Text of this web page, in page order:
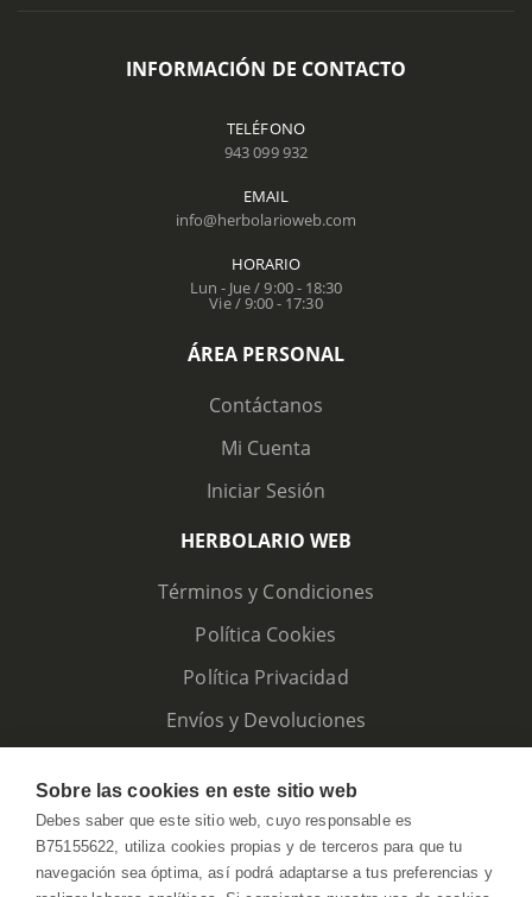
INFORMACIÓN DE CONTACTO
TELÉFONO
943 099 932
EMAIL
info@herbolarioweb.com
HORARIO
Lun - Jue / 9:00 - 18:30
Vie / 9:00 - 17:30
ÁREA PERSONAL
Contáctanos
Mi Cuenta
Iniciar Sesión
HERBOLARIO WEB
Términos y Condiciones
Política Cookies
Política Privacidad
Envíos y Devoluciones
Sobre las cookies en este sitio web
Debes saber que este sitio web, cuyo responsable es
B75155622, utiliza cookies propias y de terceros para que tu
navegación sea óptima, así podrá adaptarse a tus preferencias y